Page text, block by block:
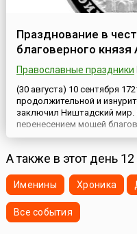
Празднование в
благоверного
Православные праздники
(30 августа) 10 сентября
продолжительной и
заключил Ништадский
перенесением мощей
из Владимира в новую,
августе 1723 года святые
А также в этот день
Именины Хроника
Все события